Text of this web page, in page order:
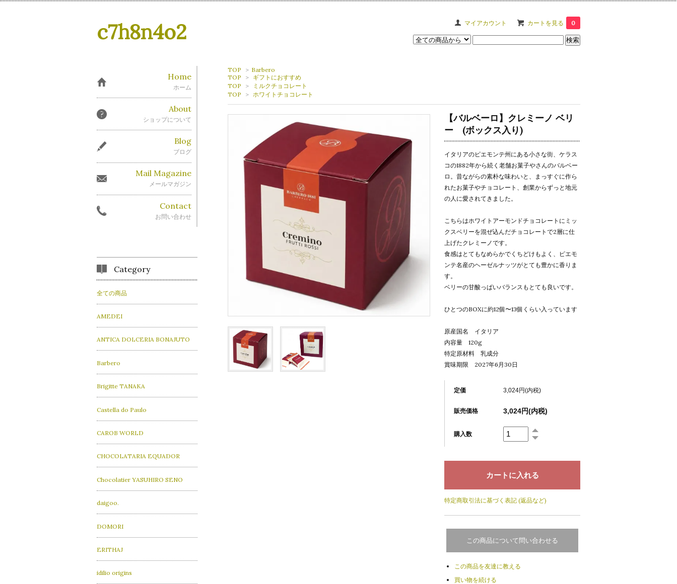
マイアカウント カートを見る 0
c7h8n4o2
TOP > Barbero
TOP
> ギフトにおすすめ
TOP
>
ミルクチョコレート
TOP
> ホワイトチョコレート
【バルベーロ】クレミーノ ベリ
ー (ボックス入り)
イタリアのピエモンテ州にある小さな街、ケラス
コの1882年から続く老舗お菓子やさんのバルベー
ロ。昔ながらの素朴な味わいと、まっすぐに作ら
れたお菓子やチョコレート、創業からずっと地元
の人に愛されてきました。
こちらはホワイトアーモンドチョコレートにミッ
クスベリーを混ぜ込んだチョコレートで2層に仕
上げたクレミーノです。
食感はとてもなめらかでくちどけもよく、ピエモ
ンテ名産のヘーゼルナッツがとても豊かに香りま
す。
ベリーの甘酸っぱいバランスもとても良いです。
ひとつのBOXに約12個〜13個くらい入っています
原産国名 イタリア
内容量 120g
特定原材料 乳成分
賞味期限 2027年6月30日
定価 3,024円(内税)
販売価格 3,024円(内税)
購入数
特定商取引法に基づく表記 (返品など)
この商品について問い合わせる
この商品を友達に教える
買い物を続ける
Home
ホーム
About
ショップについて
Blog
ブログ
Mail Magazine
メールマガジン
Contact
お問い合わせ
Category
全ての商品
AMEDEI
ANTICA DOLCERIA BONAJUTO
Barbero
Brigitte TANAKA
Castella do Paulo
CAROB WORLD
CHOCOLATARIA EQUADOR
Chocolatier YASUHIRO SENO
daigoo.
DOMORI
ERITHAJ
idilio origins